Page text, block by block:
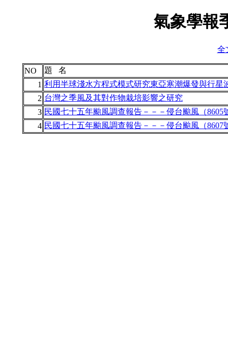
氣象學報
全
NO
題 名
1 利用半球淺水方程式模式研究東亞寒潮爆發與行星
2 台灣之季風及其對作物栽培影響之研究
3 民國七十五年颱風調查報告－－－侵台颱風（8605
4 民國七十五年颱風調查報告－－－侵台颱風（8607